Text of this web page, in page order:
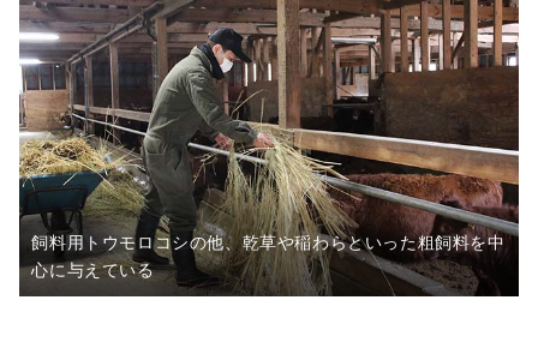
飼料用トウモロコシの他、乾草や稲わらといった粗飼料を中
心に与えている